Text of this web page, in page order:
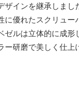
ザインを継承しまし
に優れたスクリュー
ゼルは立体的に成形
ー研磨で美しく仕上